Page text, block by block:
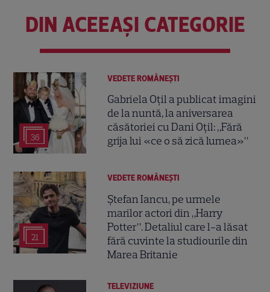
DIN ACEEAȘI CATEGORIE
36
VEDETE ROMÂNEŞTI
Gabriela Oțil a publicat imagini
de la nuntă, la aniversarea
căsătoriei cu Dani Oțil: „Fără
grija lui «ce o să zică lumea»”
21
VEDETE ROMÂNEŞTI
Ștefan Iancu, pe urmele
marilor actori din „Harry
Potter”. Detaliul care l-a lăsat
fără cuvinte la studiourile din
Marea Britanie
TELEVIZIUNE